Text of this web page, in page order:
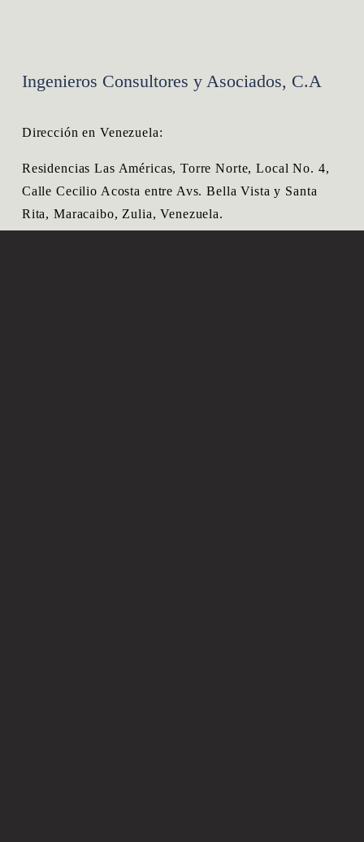
Ingenieros Consultores y Asociados, C.A
Dirección en Venezuela:
Residencias Las Américas, Torre Norte, Local No. 4,
Calle Cecilio Acosta entre Avs. Bella Vista y Santa
Rita, Maracaibo, Zulia, Venezuela.